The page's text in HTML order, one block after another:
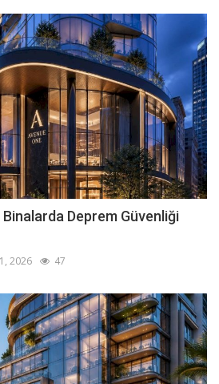
Binalarda Deprem Güvenliği
2026 47